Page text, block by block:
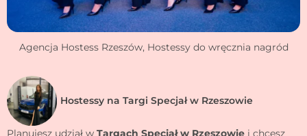
Agencja Hostess Rzeszów, Hostessy do wręcznia nagród
Hostessy na Targi Specjał w Rzeszowie
Planujesz udział w Targach Specjał w Rzeszowie i chcesz